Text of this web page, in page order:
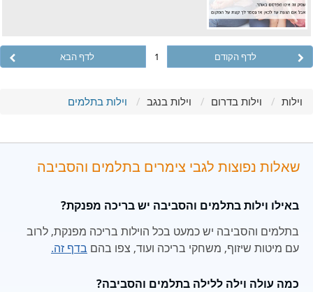
לדף הקודם 1 לדף הבא
וילות וילות בדרום וילות בנגב וילות בתלמים
שאלות נפוצות לגבי צימרים בתלמים והסביבה
באילו וילות בתלמים והסביבה יש בריכה מפנקת?
בתלמים והסביבה יש כמעט בכל הוילות בריכה מפנקת, לרוב
עם מיטות שיזוף, משחקי בריכה ועוד, צפו בהם בדף זה.
כמה עולה וילה ללילה בתלמים והסביבה?